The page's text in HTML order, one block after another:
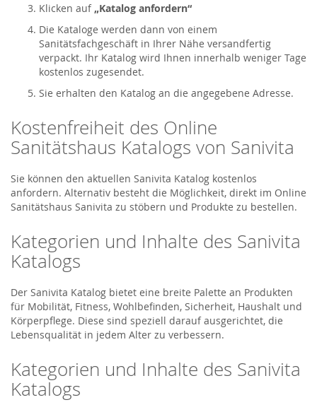
Klicken auf „Katalog anfordern“
Die Kataloge werden dann von einem
Sanitätsfachgeschäft in Ihrer Nähe versandfertig
verpackt. Ihr Katalog wird Ihnen innerhalb weniger Tage
kostenlos zugesendet.
Sie erhalten den Katalog an die angegebene Adresse.
Kostenfreiheit des Online
Sanitätshaus Katalogs von Sanivita
Sie können den aktuellen Sanivita Katalog kostenlos
anfordern. Alternativ besteht die Möglichkeit, direkt im Online
Sanitätshaus Sanivita zu stöbern und Produkte zu bestellen.
Kategorien und Inhalte des Sanivita
Katalogs
Der Sanivita Katalog bietet eine breite Palette an Produkten
für Mobilität, Fitness, Wohlbefinden, Sicherheit, Haushalt und
Körperpflege. Diese sind speziell darauf ausgerichtet, die
Lebensqualität in jedem Alter zu verbessern.
Kategorien und Inhalte des Sanivita
Katalogs